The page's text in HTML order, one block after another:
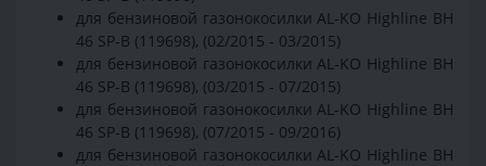
для бензиновой газонокосилки AL-KO Highline BH
46 SP-B (119698), (02/2015 - 03/2015)
для бензиновой газонокосилки AL-KO Highline BH
46 SP-B (119698), (03/2015 - 07/2015)
для бензиновой газонокосилки AL-KO Highline BH
46 SP-B (119698), (07/2015 - 09/2016)
для бензиновой газонокосилки AL-KO Highline BH